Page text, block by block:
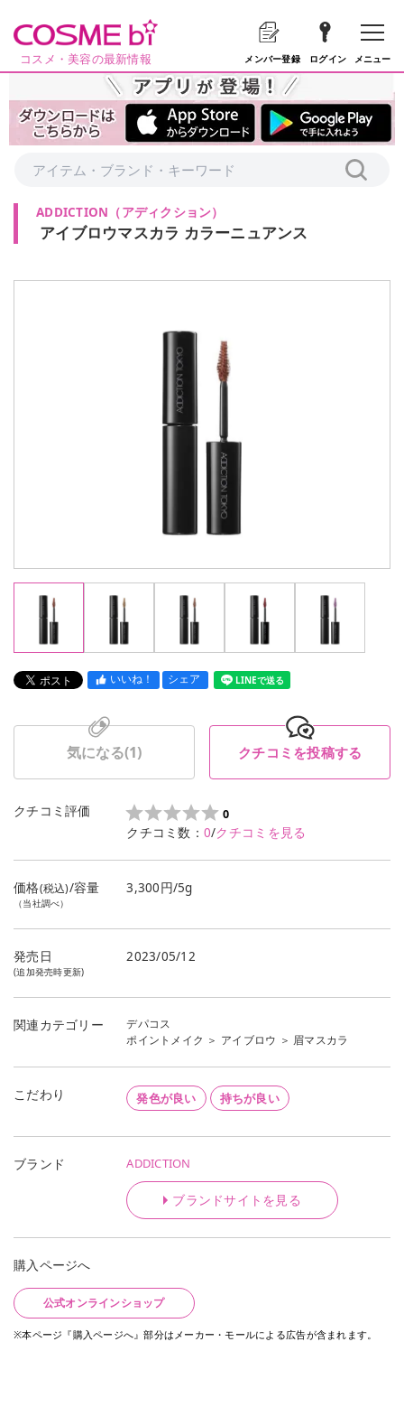
コスメ・美容の最新情報 メンバー登録 ログイン メニュー
ADDICTION （アディクション）
アイブロウマスカラ カラーニュアンス
いいね！ シェア LINEで送る
気になる(1) クチコミを投稿する
クチコミ評価 0
クチコミ数： 0/クチコミを見る
価格(税込)/容量
（当社調べ）
3,300円/5g
発売日
(追加発売時更新)
2023/05/12
関連カテゴリー
デパコス
ポイントメイク ＞ アイブロウ ＞ 眉マスカラ
こだわり 発色が良い 持ちが良い
ブランド ADDICTION
ブランドサイトを見る
購入ページへ
公式オンラインショップ
※本ページ『購入ページへ』部分はメーカー・モールによる広告が含まれます。